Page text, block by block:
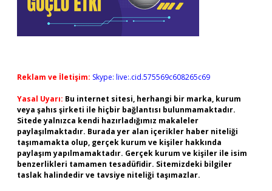
Reklam ve İletişim: Skype: live:.cid.575569c608265c69
Yasal Uyarı: Bu internet sitesi, herhangi bir marka, kurum
veya şahıs şirketi ile hiçbir bağlantısı bulunmamaktadır.
Sitede yalnızca kendi hazırladığımız makaleler
paylaşılmaktadır. Burada yer alan içerikler haber niteliği
taşımamakta olup, gerçek kurum ve kişiler hakkında
paylaşım yapılmamaktadır. Gerçek kurum ve kişiler ile isim
benzerlikleri tamamen tesadüfidir. Sitemizdeki bilgiler
taslak halindedir ve tavsiye niteliği taşımazlar.